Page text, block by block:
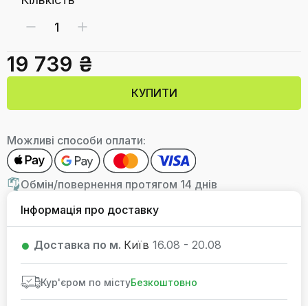
19 739 ₴
КУПИТИ
Можливі способи оплати:
Обмін/повернення протягом 14 днів
Інформація про доставку
Доставка по м. Київ 16.08 - 20.08
Кур'єром по містуБезкоштовно